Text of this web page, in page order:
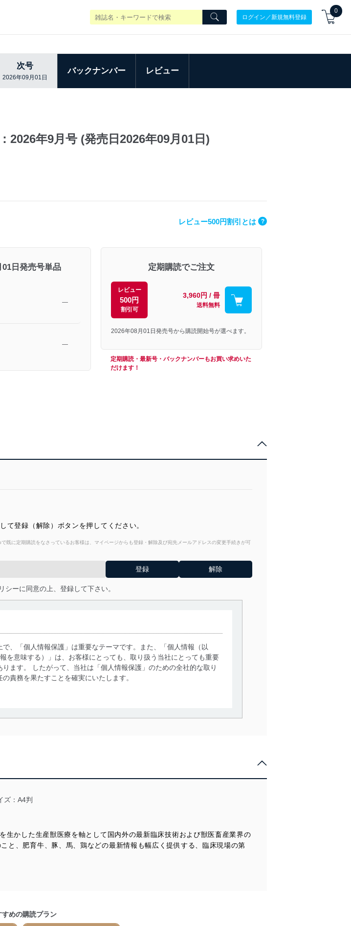
ログイン／新規無料登録
0
次号
2026年09月01日
バックナンバー レビュー
2026年9月号 (発売日2026年09月01日)
レビュー500円割引とは ?
01日発売号単品
―
―
定期購読でご注文
レビュー
500円
割引可
3,960円 / 冊
送料無料
2026年08月01日発売号から購読開始号が選べます。
定期購読・最新号・バックナンバーもお買い求めいた
だけます！
て登録（解除）ボタンを押してください。
に定期購読をなさっているお客様は、マイページからも登録・解除及び宛先メールアドレスの変更手続きが可
シーに同意の上、登録して下さい。
、「個人情報保護」は重要なテーマです。また、「個人情報（以
を意味する）」は、お客様にとっても、取り扱う当社にとっても重要
ます。 したがって、当社は「個人情報保護」のための全社的な取り
責務を果たすことを確実にいたします。
的を明確にし、本人の同意を得たうえで利用目的の達成に必要な範
記セキュリティ対策をはじめとする安全対策を実施し、個人情報の
ーアカウント制御）により、個人情報データベース等を取り扱う情報
ズ：A4判
生かした生産獣医療を軸として国内外の最新臨床技術および獣医畜産業界の
と、肥育牛、豚、馬、鶏などの最新情報も幅広く提供する、臨床現場の第
すめの購読プラン